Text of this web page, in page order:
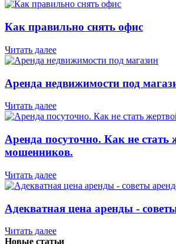
Как правильно снять офис
Читать далее
Аренда недвижимости под
Читать далее
Аренда посуточно. Как не стать
мошенников.
Читать далее
Адекватная цена аренды -
Читать далее
Новые статьи